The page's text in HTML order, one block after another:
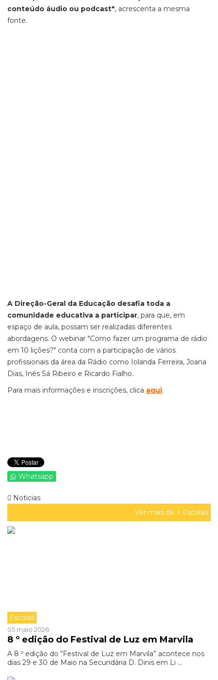
conteúdo áudio ou podcast", acrescenta a mesma
fonte.
A Direção-Geral da Educação desafia toda a
comunidade educativa a participar, para que, em
espaço de aula, possam ser realizadas diferentes
abordagens. O webinar "Como fazer um programa de rádio
em 10 lições?" conta com a participação de vários
profissionais da área da Rádio como Iolanda Ferreira, Joana
Dias, Inês Sá Ribeiro e Ricardo Fialho.
Para mais informações e inscrições, clica aqui.
Whatsapp
Noticias
Ver mais de > Escolas
Escolas
05 maio 2026
8 º edição do Festival de Luz em Marvila
A 8 º edição do “Festival de Luz em Marvila” acontece nos
dias 29 e 30 de Maio na Secundária D. Dinis em Li ...